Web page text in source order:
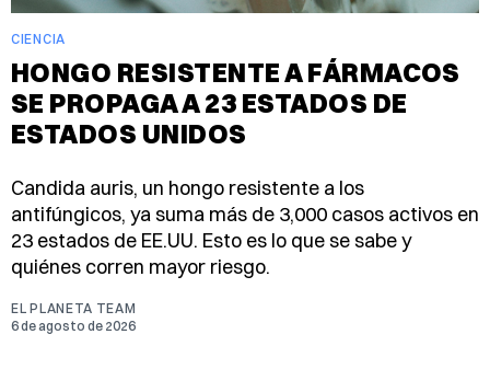
CIENCIA
HONGO RESISTENTE A FÁRMACOS
SE PROPAGA A 23 ESTADOS DE
ESTADOS UNIDOS
Candida auris, un hongo resistente a los
antifúngicos, ya suma más de 3,000 casos activos en
23 estados de EE.UU. Esto es lo que se sabe y
quiénes corren mayor riesgo.
EL PLANETA TEAM
6 de agosto de 2026